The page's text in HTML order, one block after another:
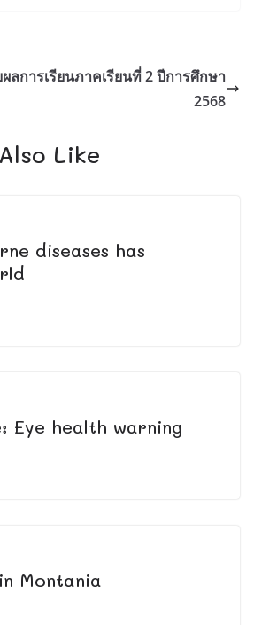
ลการเรียนภาคเรียนที่ 2 ปีการศึกษา
2568
Like
diseases has
Eye health warning
Montania